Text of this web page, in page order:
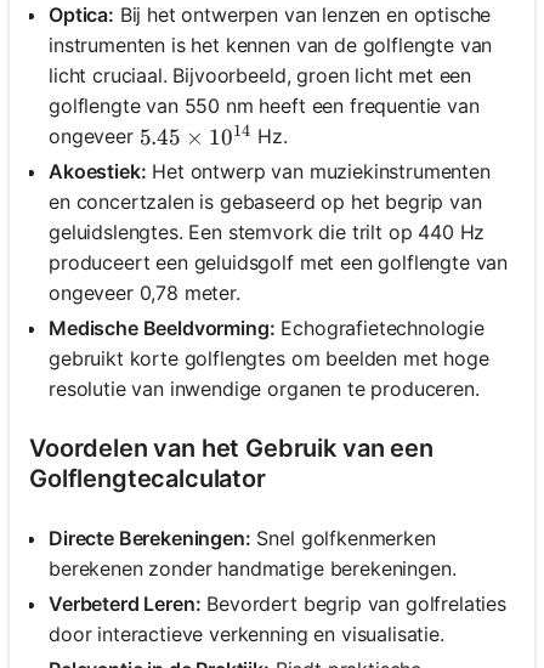
Optica: Bij het ontwerpen van lenzen en optische
instrumenten is het kennen van de golflengte van
licht cruciaal. Bijvoorbeeld, groen licht met een
golflengte van 550 nm heeft een frequentie van
ongeveer 5.45 \times 10^{14}
5.45 × 1014 Hz.
Akoestiek: Het ontwerp van muziekinstrumenten
en concertzalen is gebaseerd op het begrip van
geluidslengtes. Een stemvork die trilt op 440 Hz
produceert een geluidsgolf met een golflengte van
ongeveer 0,78 meter.
Medische Beeldvorming: Echografietechnologie
gebruikt korte golflengtes om beelden met hoge
resolutie van inwendige organen te produceren.
Voordelen van het Gebruik van een
Golflengtecalculator
Directe Berekeningen: Snel golfkenmerken
berekenen zonder handmatige berekeningen.
Verbeterd Leren: Bevordert begrip van golfrelaties
door interactieve verkenning en visualisatie.